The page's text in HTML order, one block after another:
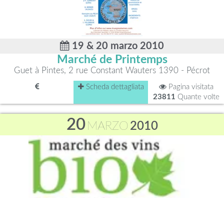
19 & 20 marzo 2010
Marché de Printemps
Guet à Pintes, 2 rue Constant Wauters 1390 - Pécrot
Scheda dettagliata
Pagina visitata
23811 Quante volte
20 MARZO 2010